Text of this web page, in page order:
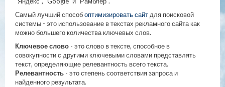
Самый лучший способоптимизировать сайтдля поисковой
системы - это использование в текстах рекламного сайта как
можно большего количества ключевых слов.
Ключевое слово - это слово в тексте, способное в
совокупности с другими ключевыми словами представлять
текст, определяющие релевантность всего текста.
Релевантность - это степень соответствия запроса и
найденного результата.